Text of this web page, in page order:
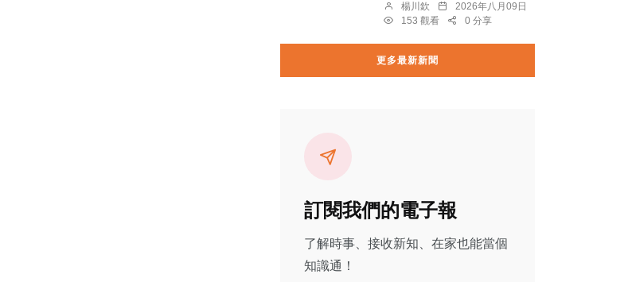
楊川欽
2026年八月09日
153 觀看
0 分享
更多最新新聞
訂閱我們的電子報
了解時事、接收新知、在家也能當個
知識通！